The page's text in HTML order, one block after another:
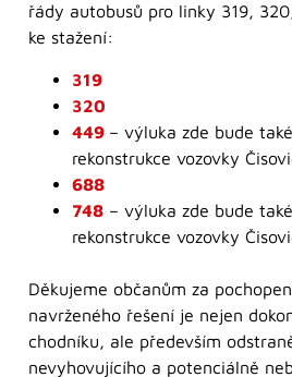
řády autobusů pro linky 319,
ke stažení:
319
320
449 – výluka zde bude
rekonstrukce vozovky
688
748 – výluka zde bude
rekonstrukce vozovky
Děkujeme občanům za
navrženého řešení je nejen
chodníku, ale především
nevyhovujícího a potenciálně